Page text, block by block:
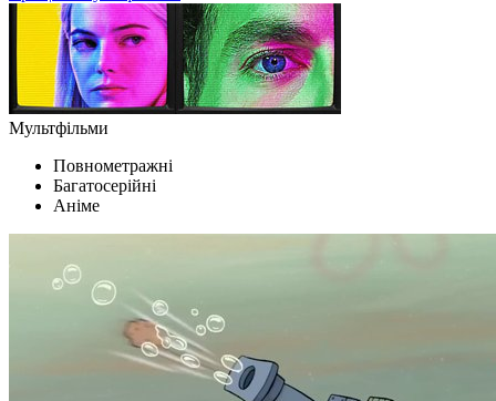
Мультфільми
Повнометражні
Багатосерійні
Аніме